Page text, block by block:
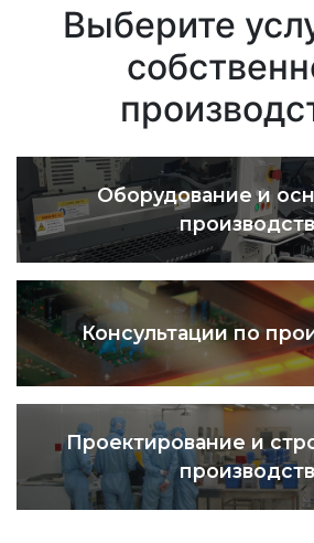
Выберите
Оборудование и
производств
Консультации по
Проектирование и
производств